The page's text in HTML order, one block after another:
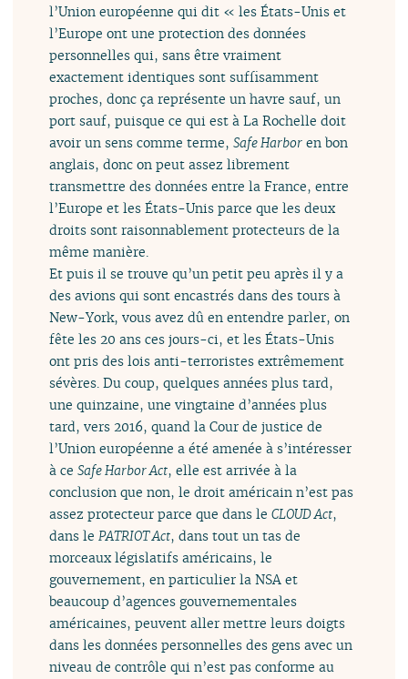
l’Union européenne qui dit « les États-Unis et
l’Europe ont une protection des données
personnelles qui, sans être vraiment
exactement identiques sont suffisamment
proches, donc ça représente un havre sauf, un
port sauf, puisque ce qui est à La Rochelle doit
avoir un sens comme terme,Safe Harbor en bon
anglais, donc on peut assez librement
transmettre des données entre la France, entre
l’Europe et les États-Unis parce que les deux
droits sont raisonnablement protecteurs de la
même manière.
Et puis il se trouve qu’un petit peu après il y a
des avions qui sont encastrés dans des tours à
New-York, vous avez dû en entendre parler, on
fête les 20 ans ces jours-ci, et les États-Unis
ont pris des lois anti-terroristes extrêmement
sévères. Du coup, quelques années plus tard,
une quinzaine, une vingtaine d’années plus
tard, vers 2016, quand la Cour de justice de
l’Union européenne a été amenée à s’intéresser
à ceSafe Harbor Act, elle est arrivée à la
conclusion que non, le droit américain n’est pas
assez protecteur parce que dans leCLOUD Act,
dans lePATRIOT Act, dans tout un tas de
morceaux législatifs américains, le
gouvernement, en particulier la NSA et
beaucoup d’agences gouvernementales
américaines, peuvent aller mettre leurs doigts
dans les données personnelles des gens avec un
niveau de contrôle qui n’est pas conforme au